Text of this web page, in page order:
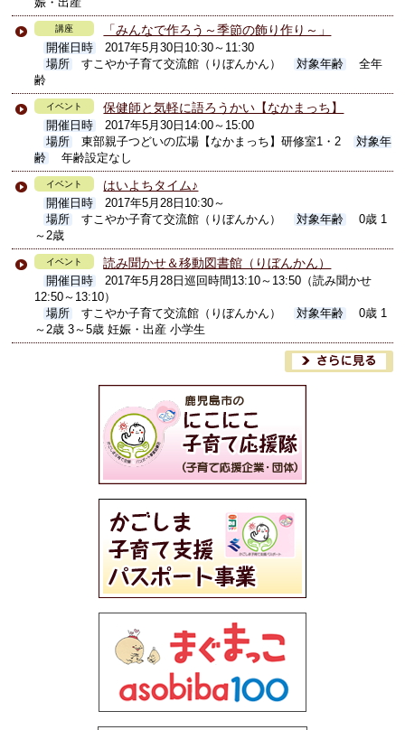
娠・出産
講座 「みんなで作ろう～季節の飾り作り～」
開催日時
2017年5月30日10:30～11:30
場所
すこやか子育て交流館（りぼんかん） 対象年齢
全年
齢
イベント 保健師と気軽に語ろうかい【なかまっち】
開催日時
2017年5月30日14:00～15:00
場所
東部親子つどいの広場【なかまっち】研修室1・2
対象年
齢
年齢設定なし
イベント はいよちタイム♪
開催日時
2017年5月28日10:30～
場所
すこやか子育て交流館（りぼんかん） 対象年齢
0歳 1
～2歳
イベント 読み聞かせ＆移動図書館（りぼんかん）
開催日時
2017年5月28日巡回時間13:10～13:50（読み聞かせ
12:50～13:10）
場所
すこやか子育て交流館（りぼんかん） 対象年齢
0歳 1
～2歳 3～5歳 妊娠・出産 小学生